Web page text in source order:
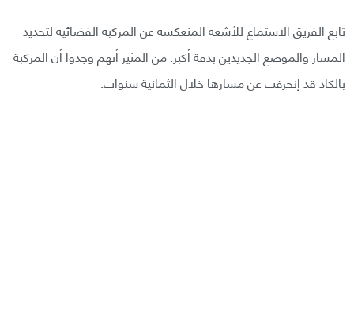
تابع الفريق الاستماع للأشعة المنعكسة عن المركبة الفضائية لتحديد
المسار والموضع الجديدين بدقة أكبر. من المثير أنهم وجدوا أن المركبة
بالكاد قد إنحرفت عن مسارها خلال الثمانية سنوات.